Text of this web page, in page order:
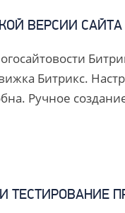
ВЕРСИИ САЙТА
Битрикс.
Ручное
ТЕСТИРОВАНИЕ